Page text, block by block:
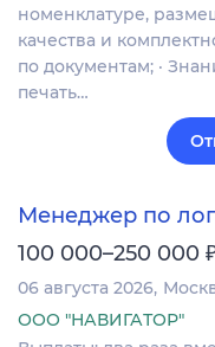
номенклатуре,
качества и
по документам; ·
печать…
Менеджер по
100 000–250 000
06 августа 2026
ООО "НАВИГАТОР"